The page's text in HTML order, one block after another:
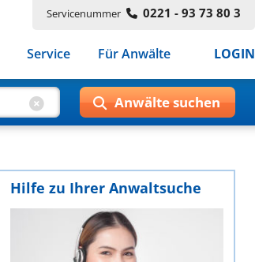
Servicenummer 0221 - 93 73 80 3
Service Für Anwälte LOGIN
Hilfe zu Ihrer Anwaltsuche